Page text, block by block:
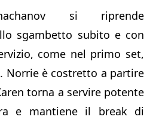
si riprende
sgambetto subito e con
come nel primo set,
Norrie è costretto a partire
torna a servire potente
e mantiene il break di